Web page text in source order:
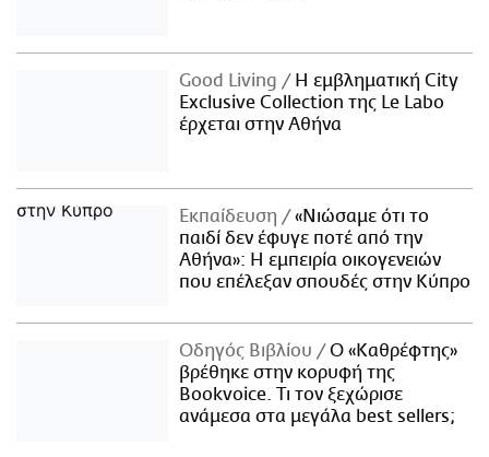
Good Living
Η εμβληματική City
Exclusive Collection της Le Labo
έρχεται στην Αθήνα
Εκπαίδευση
«Νιώσαμε ότι το
παιδί δεν έφυγε ποτέ από την
Αθήνα»: Η εμπειρία οικογενειών
που επέλεξαν σπουδές στην Κύπρο
Οδηγός Βιβλίου
Ο «Καθρέφτης»
βρέθηκε στην κορυφή της
Bookvoice. Τι τον ξεχώρισε
ανάμεσα στα μεγάλα best sellers;